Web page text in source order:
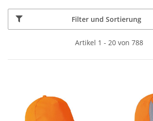
Filter und Sortierung
Artikel 1 - 20 von 788